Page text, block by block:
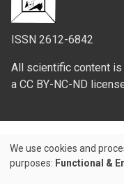
ISSN 2612-6842
All scientific content is
a CC BY-NC-ND
Use
We use cookies and
purposes: Functional &